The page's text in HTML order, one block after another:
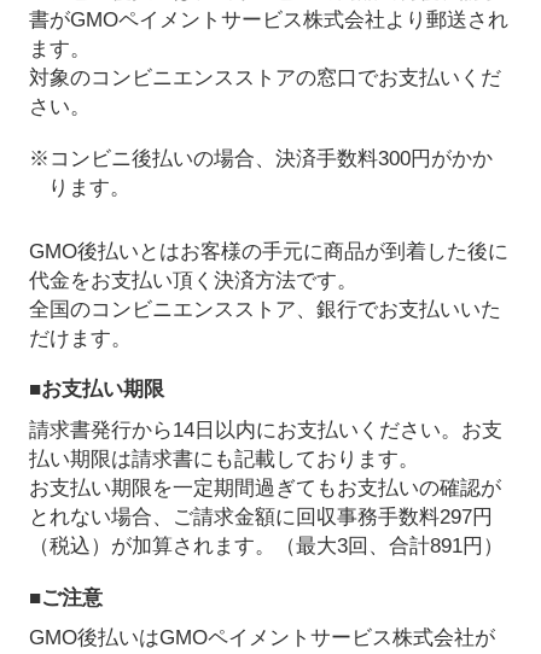
書がGMOペイメントサービス株式会社より郵送され
ます。
対象のコンビニエンスストアの窓口でお支払いくだ
さい。
※コンビニ後払いの場合、決済手数料300円がかか
ります。
GMO後払いとはお客様の手元に商品が到着した後に
代金をお支払い頂く決済方法です。
全国のコンビニエンスストア、銀行でお支払いいた
だけます。
■お支払い期限
請求書発行から14日以内にお支払いください。お支
払い期限は請求書にも記載しております。
お支払い期限を一定期間過ぎてもお支払いの確認が
とれない場合、ご請求金額に回収事務手数料297円
（税込）が加算されます。（最大3回、合計891円）
■ご注意
GMO後払いはGMOペイメントサービス株式会社が